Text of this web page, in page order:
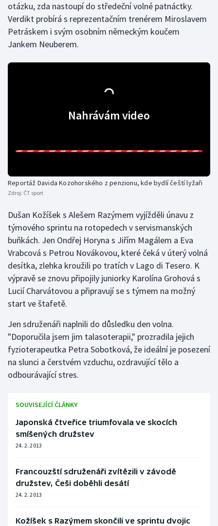
Lezení
Lyže a snowboard
Moderní pětiboj
Plážový volejbal
Rychlobruslení
Rychlostní kanoistika
Short track
Sportovní střelba
Stolní tenis
Triatlon
Veslování
Ostatní
otázku, zda nastoupí do středeční volné patnáctky.
Verdikt probírá s reprezentačním trenérem Miroslavem
Petráskem i svým osobním německým koučem
Jankem Neuberem.
Nahrávám video
Reportáž Davida Kozohorského z penzionu, kde bydlí čeští lyžaři
Zdroj: ČT sport
Dušan Kožíšek s Alešem Razýmem vyjížděli únavu z
týmového sprintu na rotopedech v servismanských
buňkách. Jen Ondřej Horyna s Jiřím Magálem a Eva
Vrabcová s Petrou Novákovou, které čeká v úterý volná
desítka, zlehka kroužili po tratích v Lago di Tesero. K
výpravě se znovu připojily juniorky Karolína Grohová s
Lucií Charvátovou a připravují se s týmem na možný
start ve štafetě.
Jen sdruženáři naplnili do důsledku den volna.
"Doporučila jsem jim talasoterapii," prozradila jejich
fyzioterapeutka Petra Sobotková, že ideální je posezení
na slunci a čerstvém vzduchu, ozdravující tělo a
odbourávající stres.
SOUVISEJÍCÍ ČLÁNKY
Japonská čtveřice triumfovala ve skocích
smíšených družstev
24. 2. 2013
Francouzští sdruženáři zvítězili v závodě
družstev, Češi doběhli desátí
24. 2. 2013
Kožíšek s Razýmem skončili ve sprintu dvojic